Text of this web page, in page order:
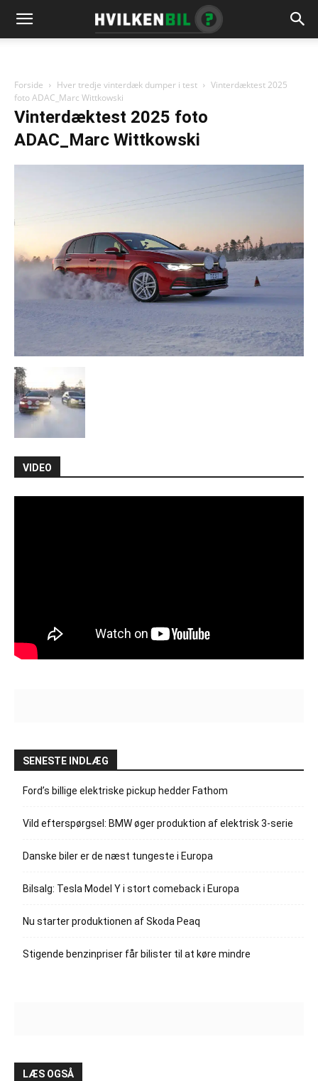
Forside Hver tredje vinterdæk dumper i test
Vinterdæktest 2025
foto ADAC_Marc Wittkowski
Vinterdæktest 2025 foto
ADAC_Marc Wittkowski
VIDEO
SENESTE INDLÆG
Ford’s billige elektriske pickup hedder Fathom
Vild efterspørgsel: BMW øger produktion af elektrisk 3-serie
Danske biler er de næst tungeste i Europa
Bilsalg: Tesla Model Y i stort comeback i Europa
Nu starter produktionen af Skoda Peaq
Stigende benzinpriser får bilister til at køre mindre
LÆS OGSÅ